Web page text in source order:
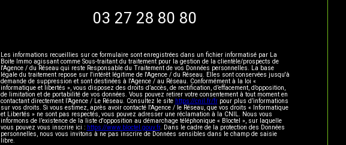
03 27 28 80 80
Les informations recueillies sur ce formulaire sont enregistrées dans un fichier informatisé par La
Boite Immo agissant comme Sous-traitant du traitement pour la gestion de la clientèle/prospects de
l'Agence / du Réseau qui reste Responsable du Traitement de vos Données personnelles. La base
légale du traitement repose sur l'intérêt légitime de l'Agence / du Réseau. Elles sont conservées jusqu'à
demande de suppression et sont destinées à l'Agence / au Réseau. Conformément à la loi «
informatique et libertés », vous disposez des droits d’accès, de rectification, d’effacement, d’opposition,
de limitation et de portabilité de vos données. Vous pouvez retirer votre consentement à tout moment en
contactant directement l’Agence / Le Réseau. Consultez le site https://cnil.fr/frpour plus d’informations
sur vos droits. Si vous estimez, après avoir contacté l'Agence / le Réseau, que vos droits « Informatique
et Libertés » ne sont pas respectés, vous pouvez adresser une réclamation à la CNIL. Nous vous
informons de l’existence de la liste d'opposition au démarchage téléphonique « Bloctel », sur laquelle
vous pouvez vous inscrire ici : https://www.bloctel.gouv.fr. Dans le cadre de la protection des Données
personnelles, nous vous invitons à ne pas inscrire de Données sensibles dans le champ de saisie
libre.